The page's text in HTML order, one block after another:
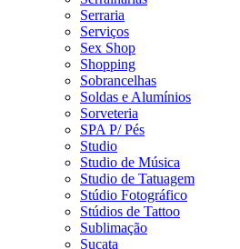
Serraria
Serviços
Sex Shop
Shopping
Sobrancelhas
Soldas e Alumínios
Sorveteria
SPA P/ Pés
Studio
Studio de Música
Studio de Tatuagem
Stúdio Fotográfico
Stúdios de Tattoo
Sublimação
Sucata